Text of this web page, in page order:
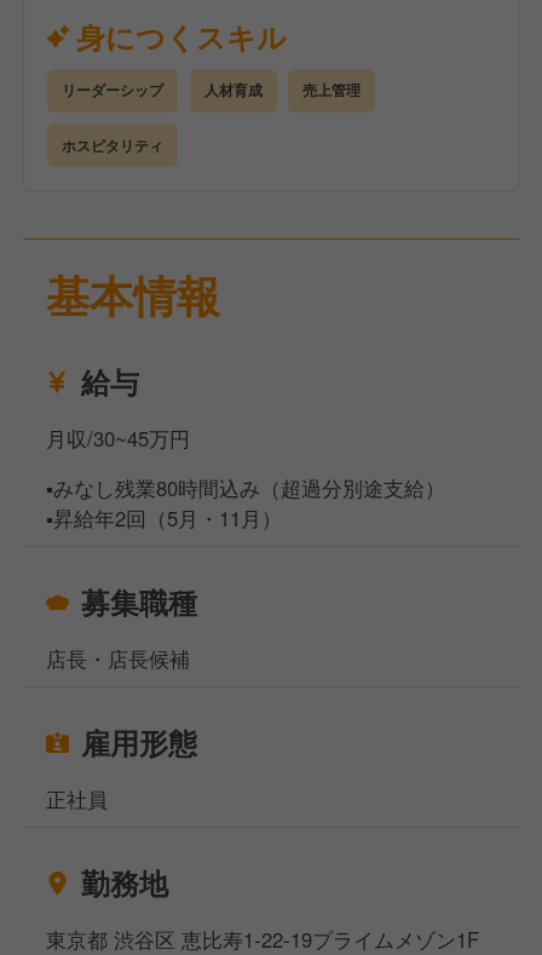
学びたい方歓迎。
初期研修を始め、勤務後も定期的な研修がある他、担
当SVのサポートもありますのでどんどんスキルアッ
プできます。
売上管理、サービス業務、ドリンク作成、発注、シフ
ト管理、簡単な料理補助、スタッフ教育などが業務内
身につくスキル
リーダーシップ 人材育成 売上管理
ホスピタリティ
基本情報
給与
月収/30~45万円
▪️みなし残業80時間込み（超過分別途支給）
▪️昇給年2回（5月・11月）
募集職種
店長・店長候補
雇用形態
正社員
勤務地
東京都 渋谷区 恵比寿1-22-19プライムメゾン1F